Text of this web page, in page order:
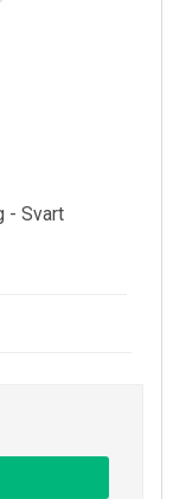
- Svart